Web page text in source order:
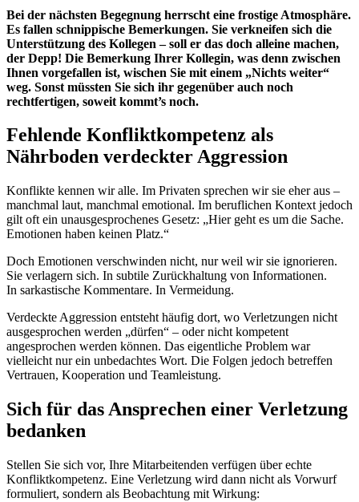
Bei der nächsten Begegnung herrscht eine frostige Atmosphäre.
Es fallen schnippische Bemerkungen. Sie verkneifen sich die
Unterstützung des Kollegen – soll er das doch alleine machen,
der Depp! Die Bemerkung Ihrer Kollegin, was denn zwischen
Ihnen vorgefallen ist, wischen Sie mit einem „Nichts weiter“
weg. Sonst müssten Sie sich ihr gegenüber auch noch
rechtfertigen, soweit kommt’s noch.
Fehlende Konfliktkompetenz als
Nährboden verdeckter Aggression
Konflikte kennen wir alle. Im Privaten sprechen wir sie eher aus –
manchmal laut, manchmal emotional. Im beruflichen Kontext jedoch
gilt oft ein unausgesprochenes Gesetz: „Hier geht es um die Sache.
Emotionen haben keinen Platz.“
Doch Emotionen verschwinden nicht, nur weil wir sie ignorieren.
Sie verlagern sich. In subtile Zurückhaltung von Informationen.
In sarkastische Kommentare. In Vermeidung.
Verdeckte Aggression entsteht häufig dort, wo Verletzungen nicht
ausgesprochen werden „dürfen“ – oder nicht kompetent
angesprochen werden können. Das eigentliche Problem war
vielleicht nur ein unbedachtes Wort. Die Folgen jedoch betreffen
Vertrauen, Kooperation und Teamleistung.
Sich für das Ansprechen einer Verletzung
bedanken
Stellen Sie sich vor, Ihre Mitarbeitenden verfügen über echte
Konfliktkompetenz. Eine Verletzung wird dann nicht als Vorwurf
formuliert, sondern als Beobachtung mit Wirkung: